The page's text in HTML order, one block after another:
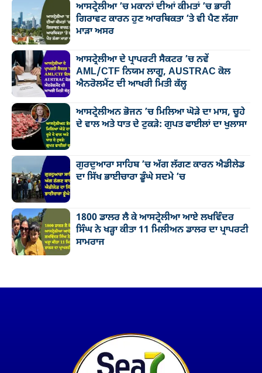
ਆਸਟ੍ਰੇਲੀਆ ’ਚ ਮਕਾਨਾਂ ਦੀਆਂ ਕੀਮਤਾਂ ’ਚ ਭਾਰੀ
ਗਿਰਾਵਟ ਕਾਰਨ ਹੁਣ ਆਰਥਿਕਤਾ ’ਤੇ ਵੀ ਪੈਣ ਲੱਗਾ
ਮਾੜਾ ਅਸਰ
ਆਸਟ੍ਰੇਲੀਆ ਦੇ ਪ੍ਰਾਪਰਟੀ ਸੈਕਟਰ ’ਚ ਨਵੇਂ
AML/CTF ਨਿਯਮ ਲਾਗੂ, AUSTRAC ਕੋਲ
ਐਨਰੋਲਮੈਂਟ ਦੀ ਆਖਰੀ ਮਿਤੀ ਕੱਲ੍ਹ
ਆਸਟ੍ਰੇਲੀਅਨ ਭੋਜਨ ’ਚ ਮਿਲਿਆ ਘੋੜੇ ਦਾ ਮਾਸ, ਚੂਹੇ
ਦੇ ਵਾਲ ਅਤੇ ਧਾਤ ਦੇ ਟੁਕੜੇ: ਗੁਪਤ ਫਾਈਲਾਂ ਦਾ ਖੁਲਾਸਾ
ਗੁਰਦੁਆਰਾ ਸਾਹਿਬ ’ਚ ਅੱਗ ਲੱਗਣ ਕਾਰਨ ਐਡੀਲੇਡ
ਦਾ ਸਿੱਖ ਭਾਈਚਾਰਾ ਡੂੰਘੇ ਸਦਮੇ ’ਚ
1800 ਡਾਲਰ ਲੈ ਕੇ ਆਸਟ੍ਰੇਲੀਆ ਆਏ ਲਖਵਿੰਦਰ
ਸਿੰਘ ਨੇ ਖੜ੍ਹਾ ਕੀਤਾ 11 ਮਿਲੀਅਨ ਡਾਲਰ ਦਾ ਪ੍ਰਾਪਰਟੀ
ਸਾਮਰਾਜ